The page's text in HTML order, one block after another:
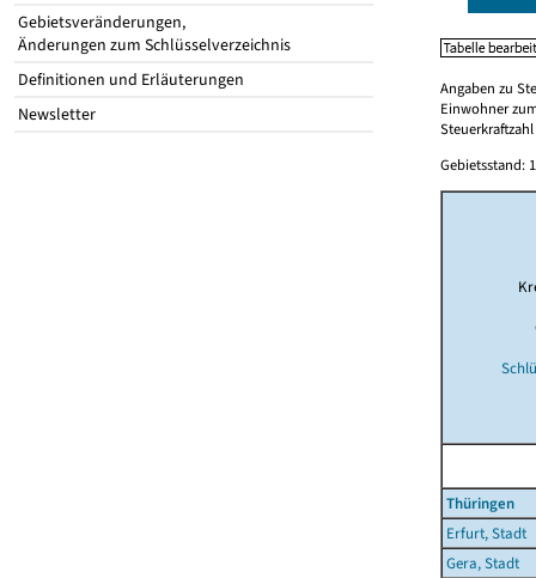
Gebietsveränderungen,
Änderungen zum Schlüsselverzeichnis
Definitionen und Erläuterungen
Newsletter
Angaben zu
Einwohner
Gebietsstand:
Thüringen
Erfurt, Stadt
Gera, Stadt